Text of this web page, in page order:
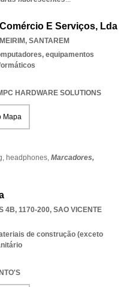
E Serviços, Lda
, SANTAREM
equipamentos
HARDWARE SOLUTIONS
Mapa
headphones, Marcadores,
4B, 1170-200, SAO VICENTE
de construção (exceto